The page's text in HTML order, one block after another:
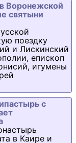
Воронежской
святыни
поездку
и Лискинский
епископ
игумены
с
в Каире и